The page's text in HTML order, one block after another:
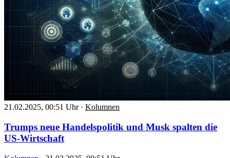
21.02.2025, 00:51 Uhr · Kolumnen
Trumps neue Handelspolitik und Musk spalten die
US-Wirtschaft